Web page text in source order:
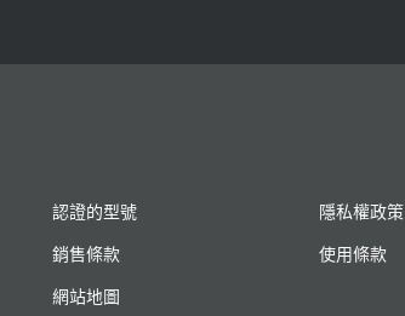
認證的型號
隱私權政策
銷售條款
使用條款
網站地圖